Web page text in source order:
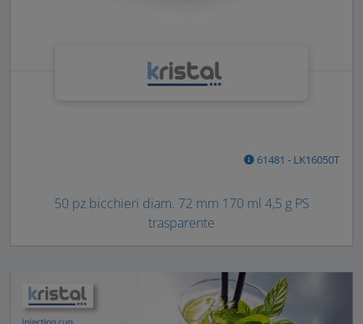
61481 - LK16050T
50 pz bicchieri diam. 72 mm 170 ml 4,5 g PS
trasparente